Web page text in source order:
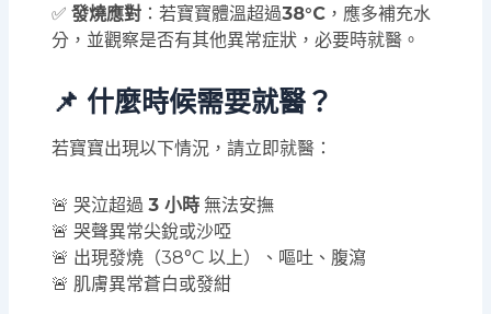
✅發燒應對 ：若寶寶體溫超過38°C ，應多補充水
分，並觀察是否有其他異常症狀，必要時就醫。
📌 什麼時候需要就醫？
若寶寶出現以下情況，請立即就醫：
🚨 哭泣超過3 小時 無法安撫
🚨 哭聲異常尖銳或沙啞
🚨 出現發燒（38°C 以上）、嘔吐、腹瀉
🚨 肌膚異常蒼白或發紺